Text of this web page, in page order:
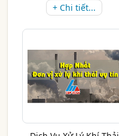
+ Chi tiết...